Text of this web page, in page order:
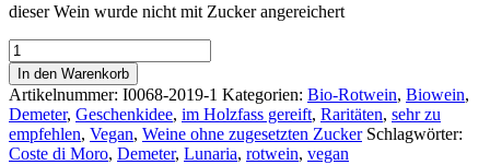
dieser Wein wurde nicht mit Zucker angereichert
Coste
di
Moro
2019
Menge
In den Warenkorb
Artikelnummer: I0068-2019-1 Kategorien: Bio-Rotwein, Biowein,
Demeter, Geschenkidee, im Holzfass gereift, Raritäten, sehr zu
empfehlen, Vegan, Weine ohne zugesetzten Zucker Schlagwörter:
Coste di Moro, Demeter, Lunaria, rotwein, vegan